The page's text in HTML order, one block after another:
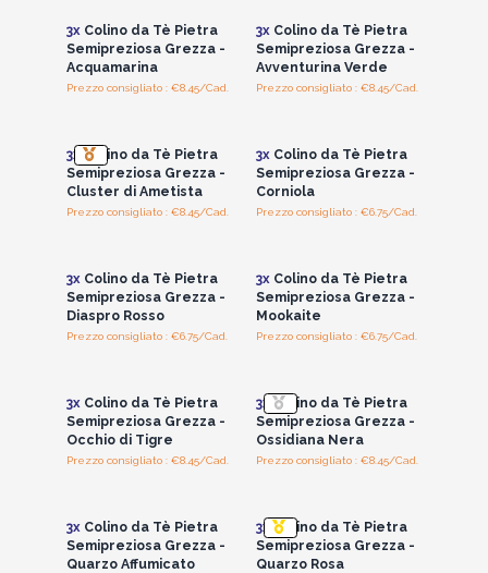
3xColino da Tè Pietra
Semipreziosa Grezza -
Acquamarina
Prezzo consigliato : €8.45/Cad.
3xColino da Tè Pietra
Semipreziosa Grezza -
Avventurina Verde
Prezzo consigliato : €8.45/Cad.
3x Colino da Tè Pietra
Semipreziosa Grezza -
Cluster di Ametista
Prezzo consigliato : €8.45/Cad.
3xColino da Tè Pietra
Semipreziosa Grezza -
Corniola
Prezzo consigliato : €6.75/Cad.
3xColino da Tè Pietra
Semipreziosa Grezza -
Diaspro Rosso
Prezzo consigliato : €6.75/Cad.
3xColino da Tè Pietra
Semipreziosa Grezza -
Mookaite
Prezzo consigliato : €6.75/Cad.
3xColino da Tè Pietra
Semipreziosa Grezza -
Occhio di Tigre
Prezzo consigliato : €8.45/Cad.
3x Colino da Tè Pietra
Semipreziosa Grezza -
Ossidiana Nera
Prezzo consigliato : €8.45/Cad.
3xColino da Tè Pietra
Semipreziosa Grezza -
Quarzo Affumicato
3x Colino da Tè Pietra
Semipreziosa Grezza -
Quarzo Rosa